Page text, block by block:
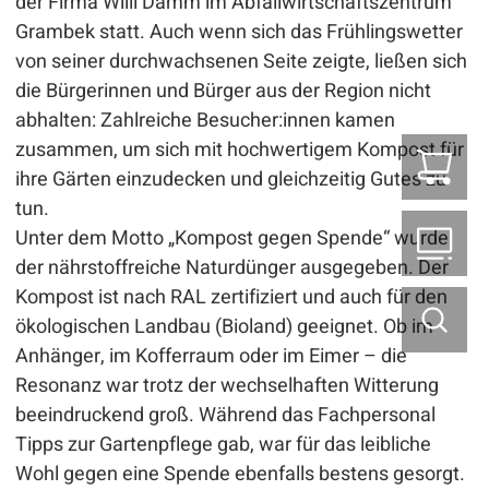
Grambek statt. Auch wenn sich das Frühlingswetter
von seiner durchwachsenen Seite zeigte, ließen sich
die Bürgerinnen und Bürger aus der Region nicht
abhalten: Zahlreiche Besucher:innen kamen
zusammen, um sich mit hochwertigem Kompost für
ihre Gärten einzudecken und gleichzeitig Gutes zu
tun.
Unter dem Motto „Kompost gegen Spende“ wurde
der nährstoffreiche Naturdünger ausgegeben. Der
Kompost ist nach RAL zertifiziert und auch für den
ökologischen Landbau (Bioland) geeignet. Ob im
Anhänger, im Kofferraum oder im Eimer – die
Resonanz war trotz der wechselhaften Witterung
beeindruckend groß. Während das Fachpersonal
Tipps zur Gartenpflege gab, war für das leibliche
Wohl gegen eine Spende ebenfalls bestens gesorgt.